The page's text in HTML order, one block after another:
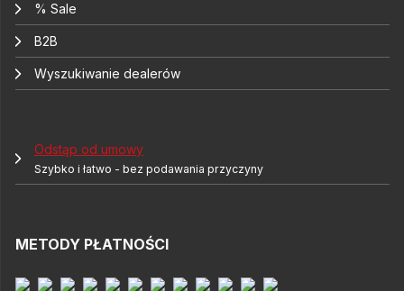
% Sale
B2B
Wyszukiwanie dealerów
Odstąp od umowy
Szybko i łatwo - bez podawania przyczyny
METODY PŁATNOŚCI